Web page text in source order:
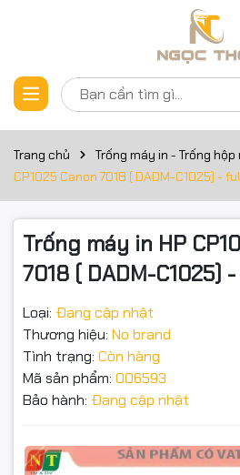
Trang chủ Trống máy in - Trống hộp
CP1025 Canon 7018 ( DADM-C1025) -
Trống máy in HP
7018 ( DADM-C1025)
Loại: Đang cập nhật
Thương hiệu: No brand
Tình trạng: Còn hàng
Mã sản phẩm: 006593
Bảo hành: Đang cập nhật
Thông số kỹ thuật
Cartridge HP Laser Màu
CF351A Toner Cartridge
CF353A Toner Cartridge
CE310BK Toner Cartridge
CE311C Toner Cartridge
CE312Y Toner Cartridge
CE313M Toner Cartridge
Hp Color MFP M175nw (CE866A)
Đặt trước sản